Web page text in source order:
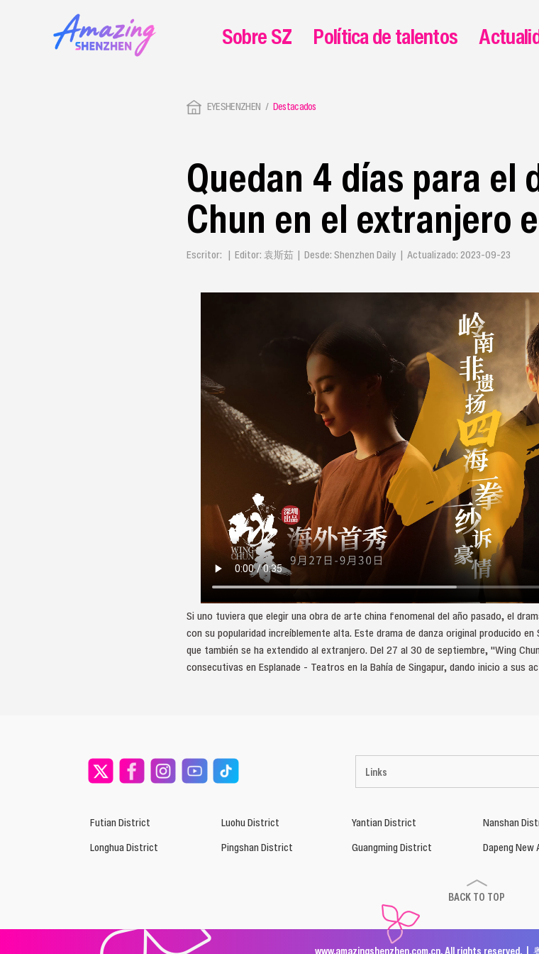
EYESHENZHEN Destacados
Quedan 4 días para el
Chun en el extranjero
Escritor: | Editor: 袁斯茹 | Desde: Shenzhen Daily | Actualizado: 2023-09-23
Si uno tuviera que elegir una obra de arte china fenomenal del año pasado, el
con su popularidad increíblemente alta. Este drama de danza original producido
que también se ha extendido al extranjero. Del 27 al 30 de septiembre, "Wing
consecutivas en Esplanade - Teatros en la Bahía de Singapur, dando inicio a sus
Sobre SZ Política de talentos
Links
Futian District Luohu District Yantian District Nanshan
Longhua District
Pingshan District Guangming District Dapeng New
BACK TO TOP